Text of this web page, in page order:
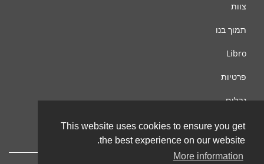
This website uses cookies to ensure you get
the best experience on our website.
More information
צוות
תמוך בנו
Libro
פרטיות
נהלים
צור קשר